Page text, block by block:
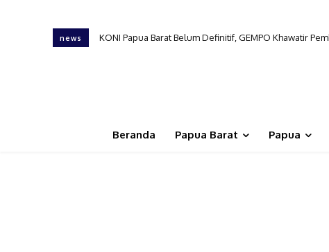
news KONI Papua Barat Belum Definitif, GEMPO Khawatir
Beranda Papua Barat Papua